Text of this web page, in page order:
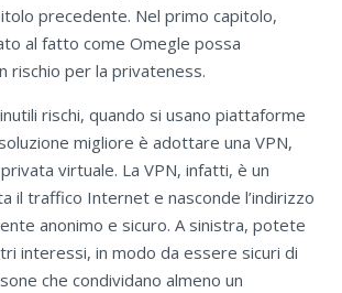
precedente. Nel primo capitolo,
al fatto come Omegle possa
rischio per la privateness.
rischi, quando si usano piattaforme
migliore è adottare una VPN,
virtuale. La VPN, infatti, è un
il traffico Internet e nasconde l’indirizzo
anonimo e sicuro. A sinistra, potete
interessi, in modo da essere sicuri di
che condividano almeno un